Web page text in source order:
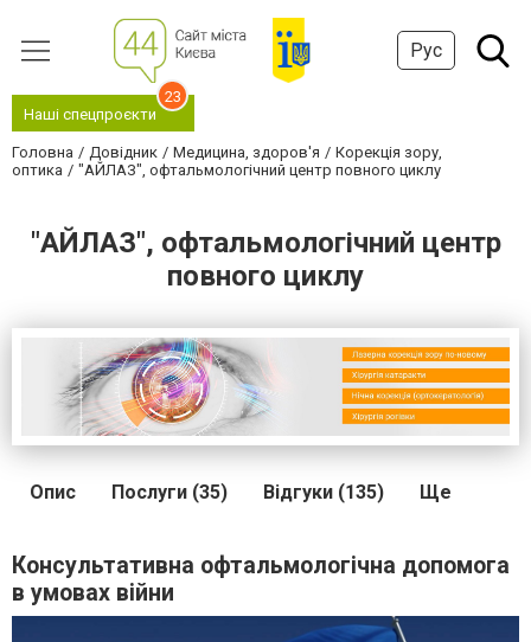
Рус
Наші спецпроєкти
23
Головна Довідник Медицина, здоров'я
Корекція зору,
оптика
"АЙЛАЗ", офтальмологічний центр повного циклу
"АЙЛАЗ", офтальмологічний центр
повного циклу
Опис Послуги (35) Відгуки (135) Ще
Консультативна офтальмологічна допомога
в умовах війни